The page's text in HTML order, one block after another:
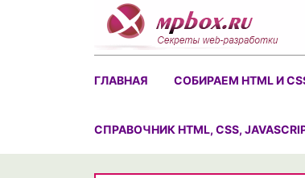
ГЛАВНАЯ СОБИРАЕМ HTML И
CПРАВОЧНИК HTML, CSS,